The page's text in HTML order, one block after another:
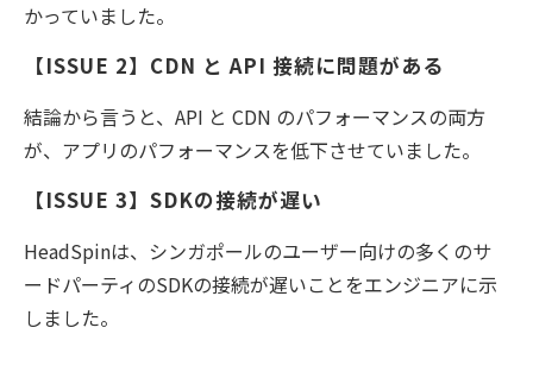
かっていました。
【ISSUE 2】CDN と API 接続に問題がある
結論から言うと、API と CDN のパフォーマンスの両方
が、アプリのパフォーマンスを低下させていました。
【ISSUE 3】SDKの接続が遅い
HeadSpinは、シンガポールのユーザー向けの多くのサ
ードパーティのSDKの接続が遅いことをエンジニアに示
しました。